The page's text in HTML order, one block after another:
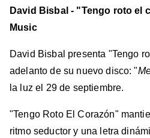
David Bisbal - "Tengo roto el
Music
David Bisbal presenta "Tengo
adelanto de su nuevo disco: "
la luz el 29 de septiembre.
"Tengo Roto El Corazón"
ritmo seductor y una letra